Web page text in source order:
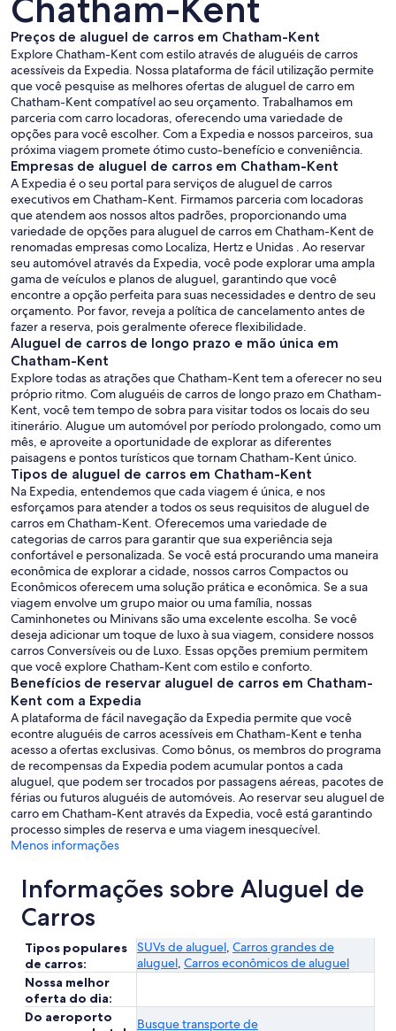
Chatham-Kent
Preços de aluguel de carros em Chatham-Kent
Explore Chatham-Kent com estilo através de aluguéis de carros
acessíveis da Expedia. Nossa plataforma de fácil utilização permite
que você pesquise as melhores ofertas de aluguel de carro em
Chatham-Kent compatível ao seu orçamento. Trabalhamos em
parceria com carro locadoras, oferecendo uma variedade de
opções para você escolher. Com a Expedia e nossos parceiros, sua
próxima viagem promete ótimo custo-benefício e conveniência.
Empresas de aluguel de carros em Chatham-Kent
A Expedia é o seu portal para serviços de aluguel de carros
executivos em Chatham-Kent. Firmamos parceria com locadoras
que atendem aos nossos altos padrões, proporcionando uma
variedade de opções para aluguel de carros em Chatham-Kent de
renomadas empresas como Localiza, Hertz e Unidas . Ao reservar
seu automóvel através da Expedia, você pode explorar uma ampla
gama de veículos e planos de aluguel, garantindo que você
encontre a opção perfeita para suas necessidades e dentro de seu
orçamento. Por favor, reveja a política de cancelamento antes de
fazer a reserva, pois geralmente oferece flexibilidade.
Aluguel de carros de longo prazo e mão única em
Chatham-Kent
Explore todas as atrações que Chatham-Kent tem a oferecer no seu
próprio ritmo. Com aluguéis de carros de longo prazo em Chatham-
Kent, você tem tempo de sobra para visitar todos os locais do seu
itinerário. Alugue um automóvel por período prolongado, como um
mês, e aproveite a oportunidade de explorar as diferentes
paisagens e pontos turísticos que tornam Chatham-Kent único.
Tipos de aluguel de carros em Chatham-Kent
Na Expedia, entendemos que cada viagem é única, e nos
esforçamos para atender a todos os seus requisitos de aluguel de
carros em Chatham-Kent. Oferecemos uma variedade de
categorias de carros para garantir que sua experiência seja
confortável e personalizada. Se você está procurando uma maneira
econômica de explorar a cidade, nossos carros Compactos ou
Econômicos oferecem uma solução prática e econômica. Se a sua
viagem envolve um grupo maior ou uma família, nossas
Caminhonetes ou Minivans são uma excelente escolha. Se você
deseja adicionar um toque de luxo à sua viagem, considere nossos
carros Conversíveis ou de Luxo. Essas opções premium permitem
que você explore Chatham-Kent com estilo e conforto.
Benefícios de reservar aluguel de carros em Chatham-
Kent com a Expedia
A plataforma de fácil navegação da Expedia permite que você
econtre aluguéis de carros acessíveis em Chatham-Kent e tenha
acesso a ofertas exclusivas. Como bônus, os membros do programa
de recompensas da Expedia podem acumular pontos a cada
aluguel, que podem ser trocados por passagens aéreas, pacotes de
férias ou futuros aluguéis de automóveis. Ao reservar seu aluguel de
carro em Chatham-Kent através da Expedia, você está garantindo
processo simples de reserva e uma viagem inesquecível.
Menos informações
Informações sobre Aluguel de
Carros
Tipos populares
de carros:
SUVs de aluguel, Carros grandes de
aluguel, Carros econômicos de aluguel
Nossa melhor
oferta do dia:
Do aeroporto
Busque transporte de